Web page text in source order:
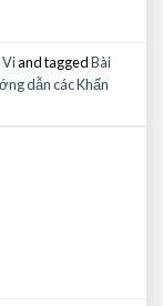
and taggedBài
dẫn các Khấn